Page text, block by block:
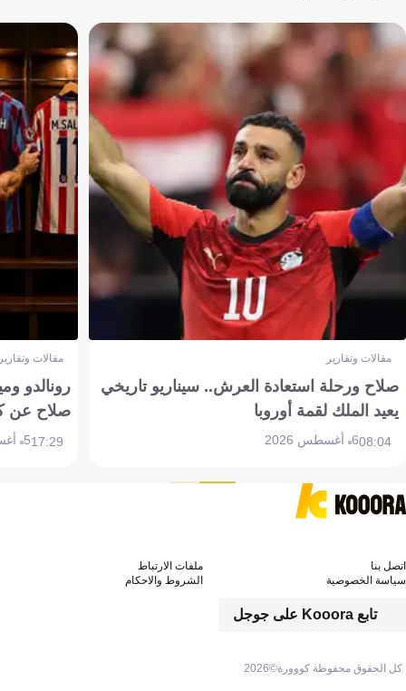
مقالات وتقارير
صلاح ورحلة استعادة العرش.. سيناريو تاريخي
يعيد الملك لقمة أوروبا
08:046 أغسطس 2026
مقالات
رونالدو
صلاح عن
17:295 أغسطس 2026
كل الحقوق محفوظة كووورة©2026
تابع Kooora على جوجل
اتصل بنا
ملفات الارتباط
سياسة الخصوصية
الشروط والاحكام